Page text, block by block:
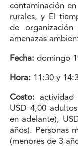
contaminación
rurales, y El
de
amenazas
Fecha: domingo
Hora: 11:30 y
Costo:
USD 4,00
en adelante),
años). Personas
(menores de 3